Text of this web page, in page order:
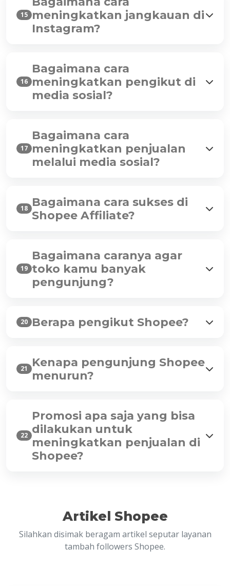
15 meningkatkan jangkauan di
Instagram?
16
Bagaimana cara
meningkatkan pengikut di
media sosial?
17
Bagaimana cara
meningkatkan penjualan
melalui media sosial?
18
Bagaimana cara sukses di
Shopee Affiliate?
19
Bagaimana caranya agar
toko kamu banyak
pengunjung?
20 Berapa pengikut Shopee?
21
Kenapa pengunjung Shopee
menurun?
22
Promosi apa saja yang bisa
dilakukan untuk
meningkatkan penjualan di
Shopee?
Artikel Shopee
Silahkan disimak beragam artikel seputar layanan
tambah followers Shopee.